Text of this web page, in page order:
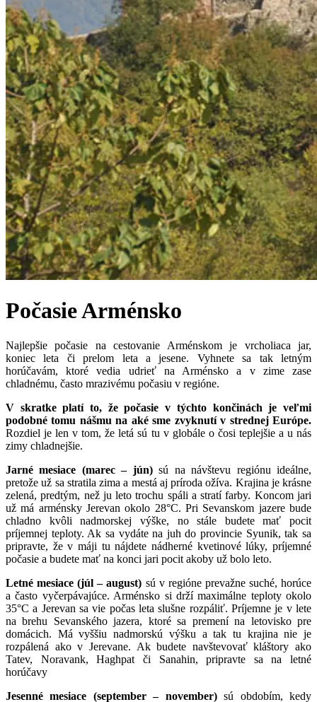
PočasieArménsko
Najlepšie počasie na cestovanie Arménskom je vrcholiaca jar,
koniec leta či prelom leta a jesene. Vyhnete sa tak letným
horúčavám, ktoré vedia udrieť na Arménsko a v zime zase
chladnému, často mrazivému počasiu v regióne.
V skratke platí to, že počasie v týchto končinách je veľmi
podobné tomu nášmu na aké sme zvyknutí v strednej Európe.
Rozdiel je len v tom, že letá sú tu v globále o čosi teplejšie a u nás
zimy chladnejšie.
Jarné mesiace (marec – jún)sú na návštevu regiónu ideálne,
pretože už sa stratila zima a mestá aj príroda ožíva. Krajina je krásne
zelená, predtým, než ju leto trochu spáli a stratí farby. Koncom jari
už má arménsky Jerevan okolo 28°C. Pri Sevanskom jazere bude
chladno kvôli nadmorskej výške, no stále budete mať pocit
príjemnej teploty. Ak sa vydáte na juh do provincie Syunik, tak sa
pripravte, že v máji tu nájdete nádherné kvetinové lúky, príjemné
počasie a budete mať na konci jari pocit akoby už bolo leto.
Letné mesiace (júl – august) sú v regióne prevažne suché, horúce
a často vyčerpávajúce. Arménsko si drží maximálne teploty okolo
35°C a Jerevan sa vie počas leta slušne rozpáliť. Príjemne je v lete
na brehu Sevanského jazera, ktoré sa premení na letovisko pre
domácich. Má vyššiu nadmorskú výšku a tak tu krajina nie je
rozpálená ako v Jerevane. Ak budete navštevovať kláštory ako
Tatev, Noravank, Haghpat či Sanahin, pripravte sa na letné
horúčavy
Jesenné mesiace (september – november)sú obdobím, kedy